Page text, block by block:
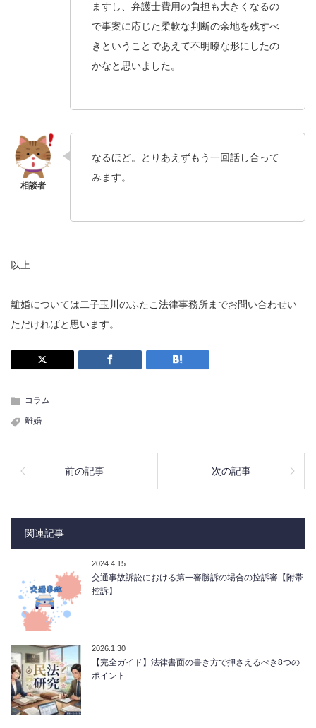
ますし、弁護士費用の負担も大きくなるの
で事案に応じた柔軟な判断の余地を残すべ
きということであえて不明瞭な形にしたの
かなと思いました。
なるほど。とりあえずもう一回話し合って
みます。
以上
離婚については二子玉川のふたこ法律事務所までお問い合わせい
ただければと思います。
コラム
離婚
前の記事 次の記事
関連記事
2024.4.15
交通事故訴訟における第一審勝訴の場合の控訴審【附帯
控訴】
2026.1.30
【完全ガイド】法律書面の書き方で押さえるべき8つの
ポイント